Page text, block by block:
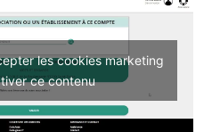
les cookies marketing
ce contenu